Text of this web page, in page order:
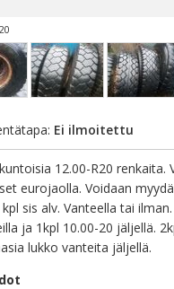
Ei ilmoitettu
12.00-R20
eurojaolla. Voidaan
sis alv. Vanteella tai
ja 1kpl 10.00-20 jäljellä.
lukko vanteita jäljellä.